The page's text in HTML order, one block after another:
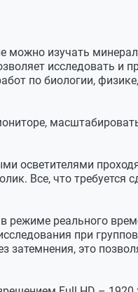
можно изучать
исследовать и
по биологии,
осветителями
Все, что требуется
реального
при
затемнения, это
регуляторами
карты памяти